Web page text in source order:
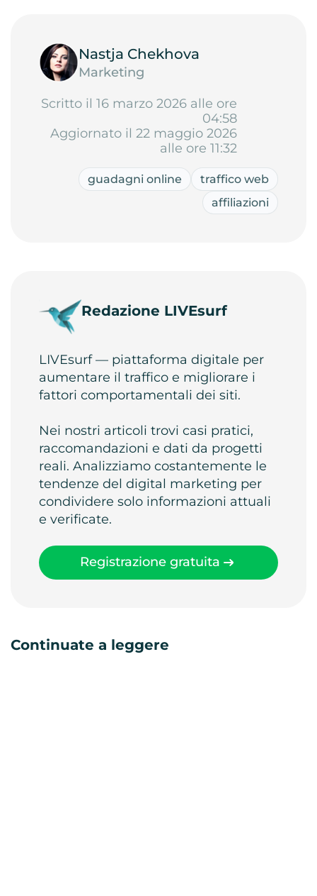
Nastja Chekhova
Marketing
Scritto il 16 marzo 2026 alle ore
04:58
Aggiornato il 22 maggio 2026
alle ore 11:32
guadagni online
traffico web
affiliazioni
Redazione LIVEsurf
LIVEsurf — piattaforma digitale per
aumentare il traffico e migliorare i
fattori comportamentali dei siti.
Nei nostri articoli trovi casi pratici,
raccomandazioni e dati da progetti
reali. Analizziamo costantemente le
tendenze del digital marketing per
condividere solo informazioni attuali
e verificate.
Registrazione gratuita
Continuate a leggere